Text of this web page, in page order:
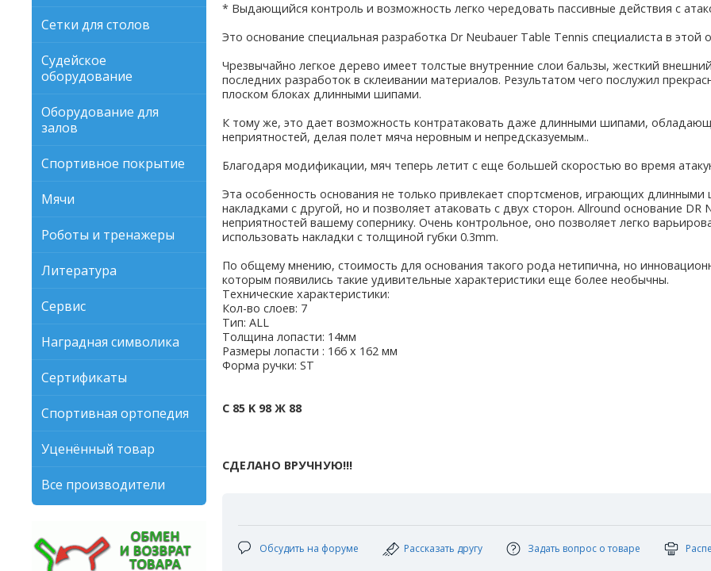
Сетки для столов
Судейское
оборудование
Оборудование для
залов
Спортивное покрытие
Мячи
Роботы и тренажеры
Литература
Сервис
Наградная символика
Сертификаты
Спортивная ортопедия
Уценённый товар
Все производители
* Выдающийся контроль и возможность легко чередовать пассивные действия с
Это основание специальная разработка Dr Neubauer Table Tennis специалиста в этой
Чрезвычайно легкое дерево имеет толстые внутренние слои бальзы, жесткий
последних разработок в склеивании материалов. Результатом чего послужил
плоском блоках длинными шипами.
К тому же, это дает возможность контратаковать даже длинными шипами,
неприятностей, делая полет мяча неровным и непредсказуемым..
Благодаря модификации, мяч теперь летит с еще большей скоростью во время
Эта особенность основания не только привлекает спортсменов, играющих
накладками с другой, но и позволяет атаковать с двух сторон. Allround основание DR
неприятностей вашему сопернику. Очень контрольное, оно позволяет легко
использовать накладки с толщиной губки 0.3mm.
По общему мнению, стоимость для основания такого рода нетипична, но
которым появились такие удивительные характеристики еще более необычны.
Технические характеристики:
Кол-во слоев: 7
Тип: ALL
Толщина лопасти: 14мм
Размеры лопасти : 166 х 162 мм
Форма ручки: ST
С 85 K 98 Ж 88
СДЕЛАНО ВРУЧНУЮ!!!
Обсудить на форуме Рассказать другу Задать вопрос о товаре